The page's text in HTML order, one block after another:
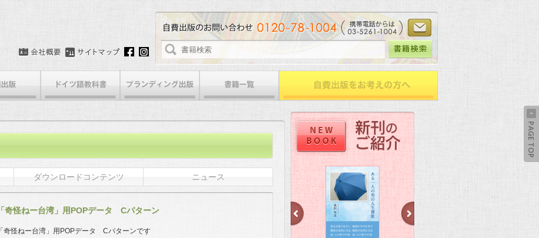
ダウンロードコンテンツ ニュース
「奇怪ねー台湾」用POPデータ Cパターン
「奇怪ねー台湾」用POPデータ Cパターンです